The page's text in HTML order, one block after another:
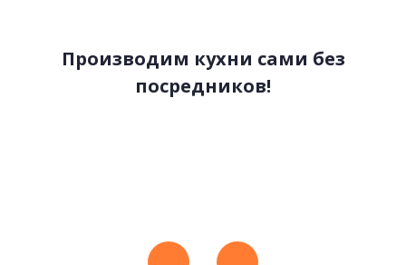
Производим кухни сами без
посредников!